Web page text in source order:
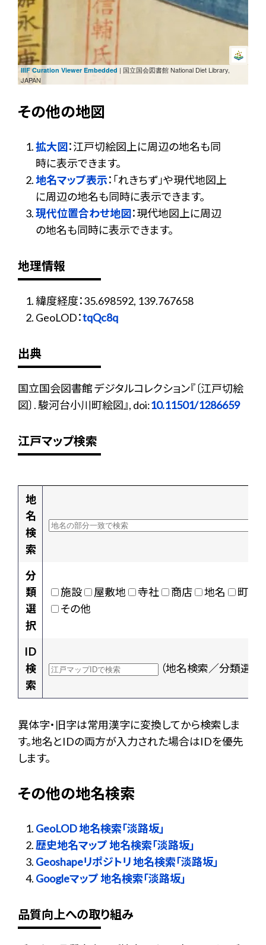
IIIF Curation Viewer Embedded | 国立国会図書館 National Diet Library,
JAPAN
その他の地図
拡大図：江戸切絵図上に周辺の地名も同
時に表示できます。
地名マップ表示：「れきちず」や現代地図上
に周辺の地名も同時に表示できます。
現代位置合わせ地図：現代地図上に周辺
の地名も同時に表示できます。
地理情報
緯度経度：35.698592, 139.767658
GeoLOD：tqQc8q
出典
国立国会図書館 デジタルコレクション『〔江戸切絵
図〕. 駿河台小川町絵図』, doi:10.11501/1286659
江戸マップ検索
地
名
検
索
分
類
選
択
施設 屋敷地 寺社 商店 地名
町村
その他
ID
検
索
（地名検索／分類選択
異体字・旧字は常用漢字に変換してから検索しま
す。地名とIDの両方が入力された場合はIDを優先
します。
その他の地名検索
GeoLOD 地名検索「淡路坂」
歴史地名マップ 地名検索「淡路坂」
Geoshapeリポジトリ 地名検索「淡路坂」
Googleマップ 地名検索「淡路坂」
品質向上への取り組み